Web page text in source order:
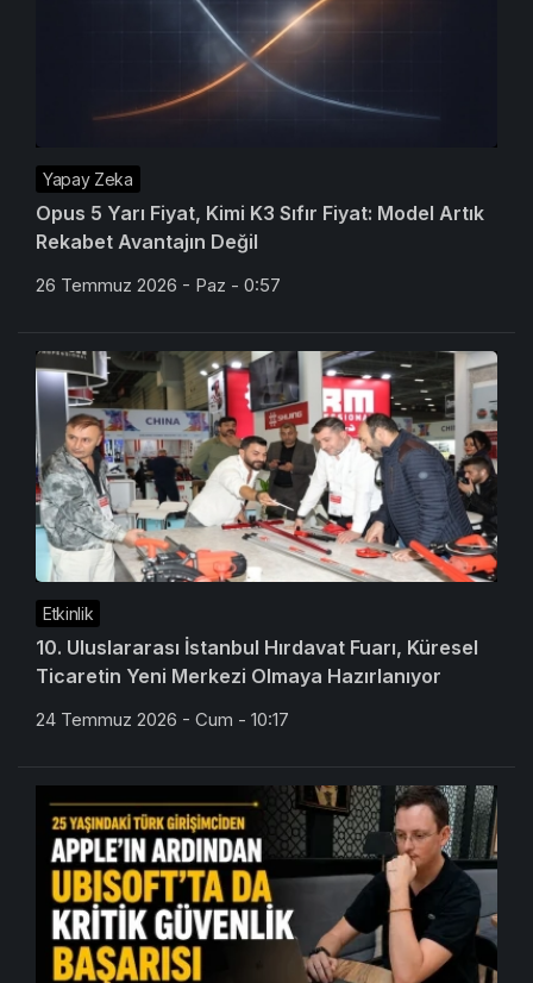
Yapay Zeka
Opus 5 Yarı Fiyat, Kimi K3 Sıfır Fiyat: Model Artık
Rekabet Avantajın Değil
26 Temmuz 2026 - Paz - 0:57
Etkinlik
10. Uluslararası İstanbul Hırdavat Fuarı, Küresel
Ticaretin Yeni Merkezi Olmaya Hazırlanıyor
24 Temmuz 2026 - Cum - 10:17